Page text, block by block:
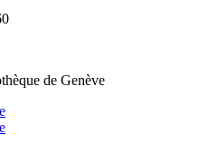
de Genève